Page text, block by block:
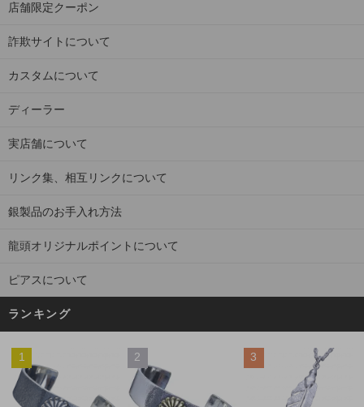
店舗限定クーポン
詐欺サイトについて
カスタムについて
ディーラー
実店舗について
リンク集、相互リンクについて
銀製品のお手入れ方法
龍頭オリジナルポイントについて
ピアスについて
ランキング
1 2 3